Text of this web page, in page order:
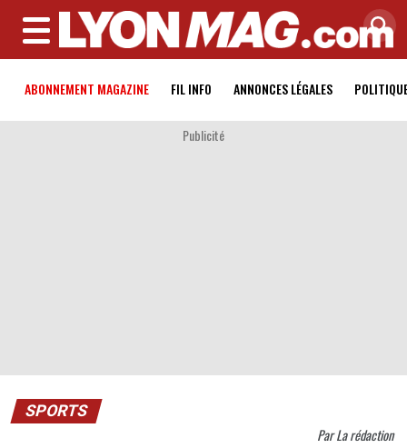
MENU
ABONNEMENT MAGAZINE FIL INFO ANNONCES LÉGALES
Publicité
SPORTS
ParLa rédaction